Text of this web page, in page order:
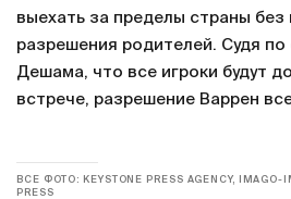
выехать за пределы страны без
разрешения родителей. Судя
Дешама, что все игроки будут
встрече, разрешение Варрен
ВСЕ ФОТО: KEYSTONE PRESS AGENCY, IMAGO-
PRESS